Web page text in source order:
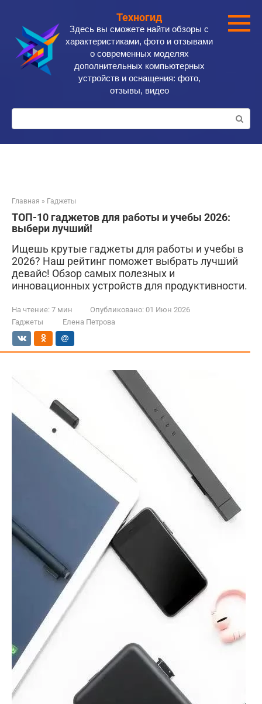
контенту
Техногид
Здесь вы сможете найти обзоры с
характеристиками, фото и отзывами
о современных моделях
дополнительных компьютерных
устройств и оснащения: фото,
отзывы, видео
Поиск:
Главная » Гаджеты
ТОП-10 гаджетов для работы и учебы 2026:
выбери лучший!
Ищешь крутые гаджеты для работы и учебы в
2026? Наш рейтинг поможет выбрать лучший
девайс! Обзор самых полезных и
инновационных устройств для продуктивности.
На чтение: 7 мин Опубликовано: 01 Июн 2026
Гаджеты
Елена Петрова